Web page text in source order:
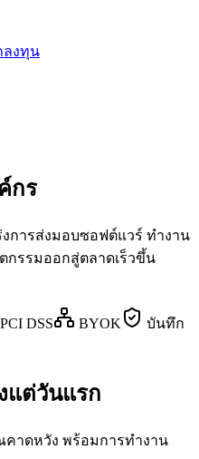
ลงทุน
กร
งการส่งมอบซอฟต์แวร์ ทำงาน
กรรมออกสู่ตลาดเร็วขึ้น
PCI DSS BYOK
บันทึก
แต่วันแรก
าดหวัง พร้อมการทำงาน